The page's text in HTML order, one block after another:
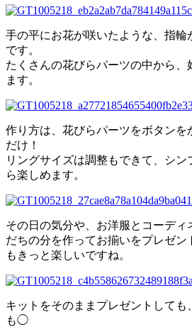
手の平にお花が咲いたような、指輪
です。
たくさんの花びらパーツの中から、
ます。
作り方は、花びらパーツをボタンを
だけ！
リングサイズは調整もできて、シン
ら楽しめます。
その日の気分や、お洋服とコーデ
だちの分を作ってお揃いをプレゼ
もきっと楽しいですね。
キットをそのままプレゼントしても
も◯